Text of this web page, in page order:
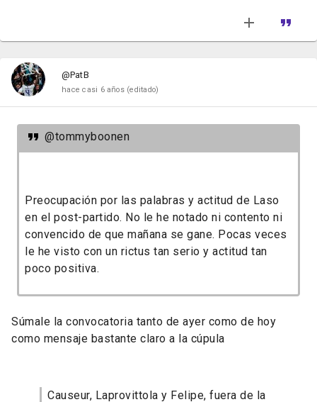
@PatB
hace casi 6 años (editado)
@tommyboonen
Preocupación por las palabras y actitud de Laso
en el post-partido. No le he notado ni contento ni
convencido de que mañana se gane. Pocas veces
le he visto con un rictus tan serio y actitud tan
poco positiva.
Súmale la convocatoria tanto de ayer como de hoy
como mensaje bastante claro a la cúpula
Causeur, Laprovittola y Felipe, fuera de la